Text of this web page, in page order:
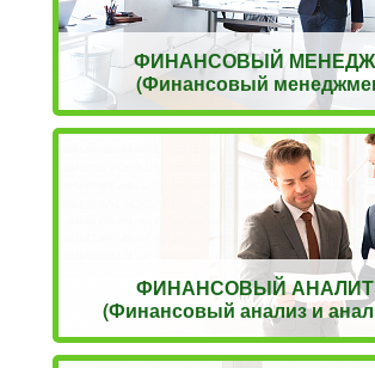
ФИНАНСОВЫЙ
(Финансовый
ФИНАНСОВЫЙ
(Финансовый анализ и